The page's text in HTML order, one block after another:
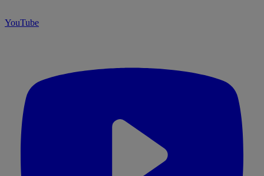
YouTube